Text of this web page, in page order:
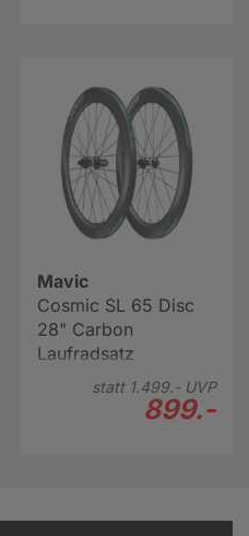
Mavic
Cosmic SL 65 Disc
28" Carbon
Laufradsatz
statt 1.499.-UVP
899.-